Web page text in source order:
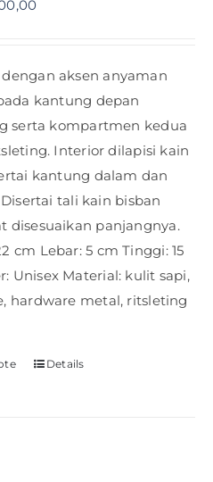
aksen anyaman
kantung depan
serta kompartmen kedua
Interior dilapisi kain
kantung dalam dan
tali kain bisban
disesuaikan panjangnya.
cm Lebar: 5 cm Tinggi: 15
Unisex Material: kulit sapi,
hardware metal, ritsleting
Details